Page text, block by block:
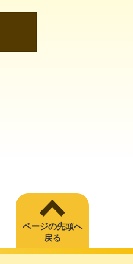
ページの先頭へ
戻る